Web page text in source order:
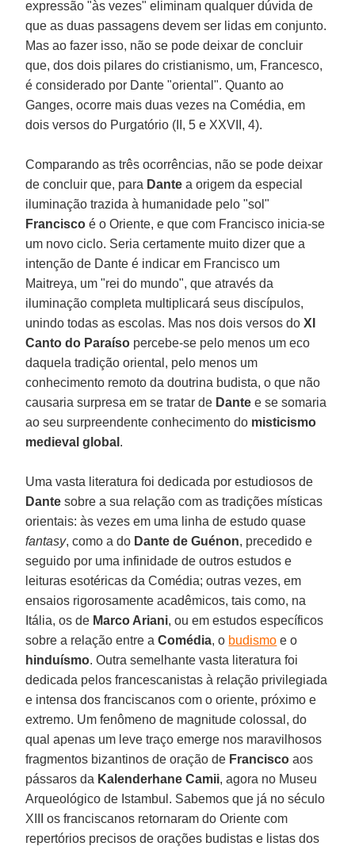
expressão "às vezes" eliminam qualquer dúvida de
que as duas passagens devem ser lidas em conjunto.
Mas ao fazer isso, não se pode deixar de concluir
que, dos dois pilares do cristianismo, um, Francesco,
é considerado por Dante "oriental". Quanto ao
Ganges, ocorre mais duas vezes na Comédia, em
dois versos do Purgatório (II, 5 e XXVII, 4).
Comparando as três ocorrências, não se pode deixar
de concluir que, para Dante a origem da especial
iluminação trazida à humanidade pelo "sol"
Francisco é o Oriente, e que com Francisco inicia-se
um novo ciclo. Seria certamente muito dizer que a
intenção de Dante é indicar em Francisco um
Maitreya, um "rei do mundo", que através da
iluminação completa multiplicará seus discípulos,
unindo todas as escolas. Mas nos dois versos do XI
Canto do Paraíso percebe-se pelo menos um eco
daquela tradição oriental, pelo menos um
conhecimento remoto da doutrina budista, o que não
causaria surpresa em se tratar de Dante e se somaria
ao seu surpreendente conhecimento do misticismo
medieval global .
Uma vasta literatura foi dedicada por estudiosos de
Dante sobre a sua relação com as tradições místicas
orientais: às vezes em uma linha de estudo quase
fantasy, como a do Dante de Guénon, precedido e
seguido por uma infinidade de outros estudos e
leituras esotéricas da Comédia; outras vezes, em
ensaios rigorosamente acadêmicos, tais como, na
Itália, os de Marco Ariani, ou em estudos específicos
sobre a relação entre aComédia, o budismo e o
hinduísmo. Outra semelhante vasta literatura foi
dedicada pelos francescanistas à relação privilegiada
e intensa dos franciscanos com o oriente, próximo e
extremo. Um fenômeno de magnitude colossal, do
qual apenas um leve traço emerge nos maravilhosos
fragmentos bizantinos de oração de Francisco aos
pássaros da Kalenderhane Camii, agora no Museu
Arqueológico de Istambul. Sabemos que já no século
XIII os franciscanos retornaram do Oriente com
repertórios precisos de orações budistas e listas dos